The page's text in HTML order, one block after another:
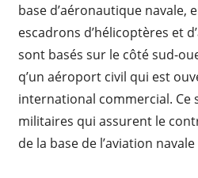
base d’aéronautique navale,
escadrons d’hélicoptères et
sont basés sur le côté sud-
q’un aéroport civil qui est
international commercial. Ce
militaires qui assurent le
de la base de l’aviation